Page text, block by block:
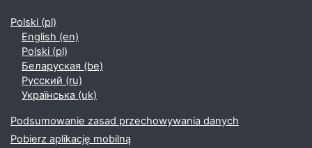
Polski ‎(pl)‎
English ‎(en)‎
Polski ‎(pl)‎
Беларуская ‎(be)‎
Русский ‎(ru)‎
Українська ‎(uk)‎
Podsumowanie zasad przechowywania danych
Pobierz aplikację mobilną